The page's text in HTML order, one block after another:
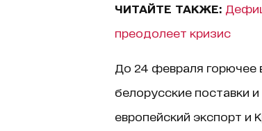
ЧИТАЙТЕ ТАКЖЕ:
преодолеет кризис
До 24 февраля горючее
белорусские поставки
европейский экспорт и